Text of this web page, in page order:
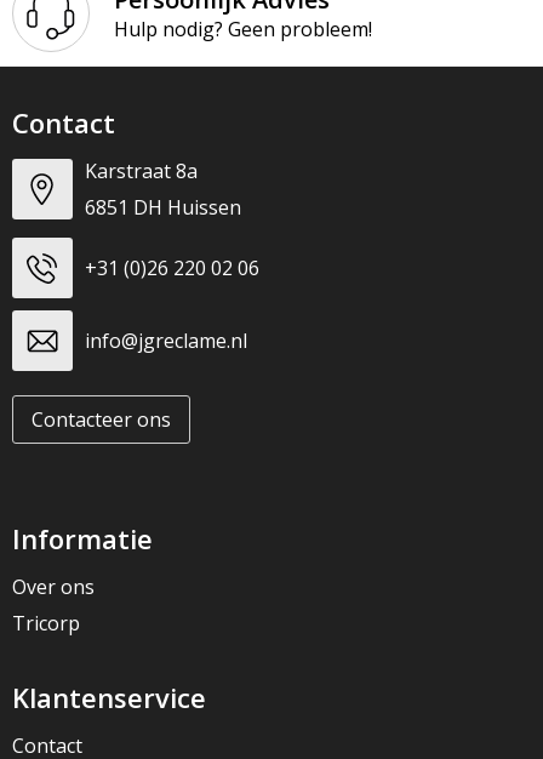
Hulp nodig? Geen probleem!
Contact
Karstraat 8a
6851 DH Huissen
+31 (0)26 220 02 06
info@jgreclame.nl
Contacteer ons
Informatie
Over ons
Tricorp
Klantenservice
Contact